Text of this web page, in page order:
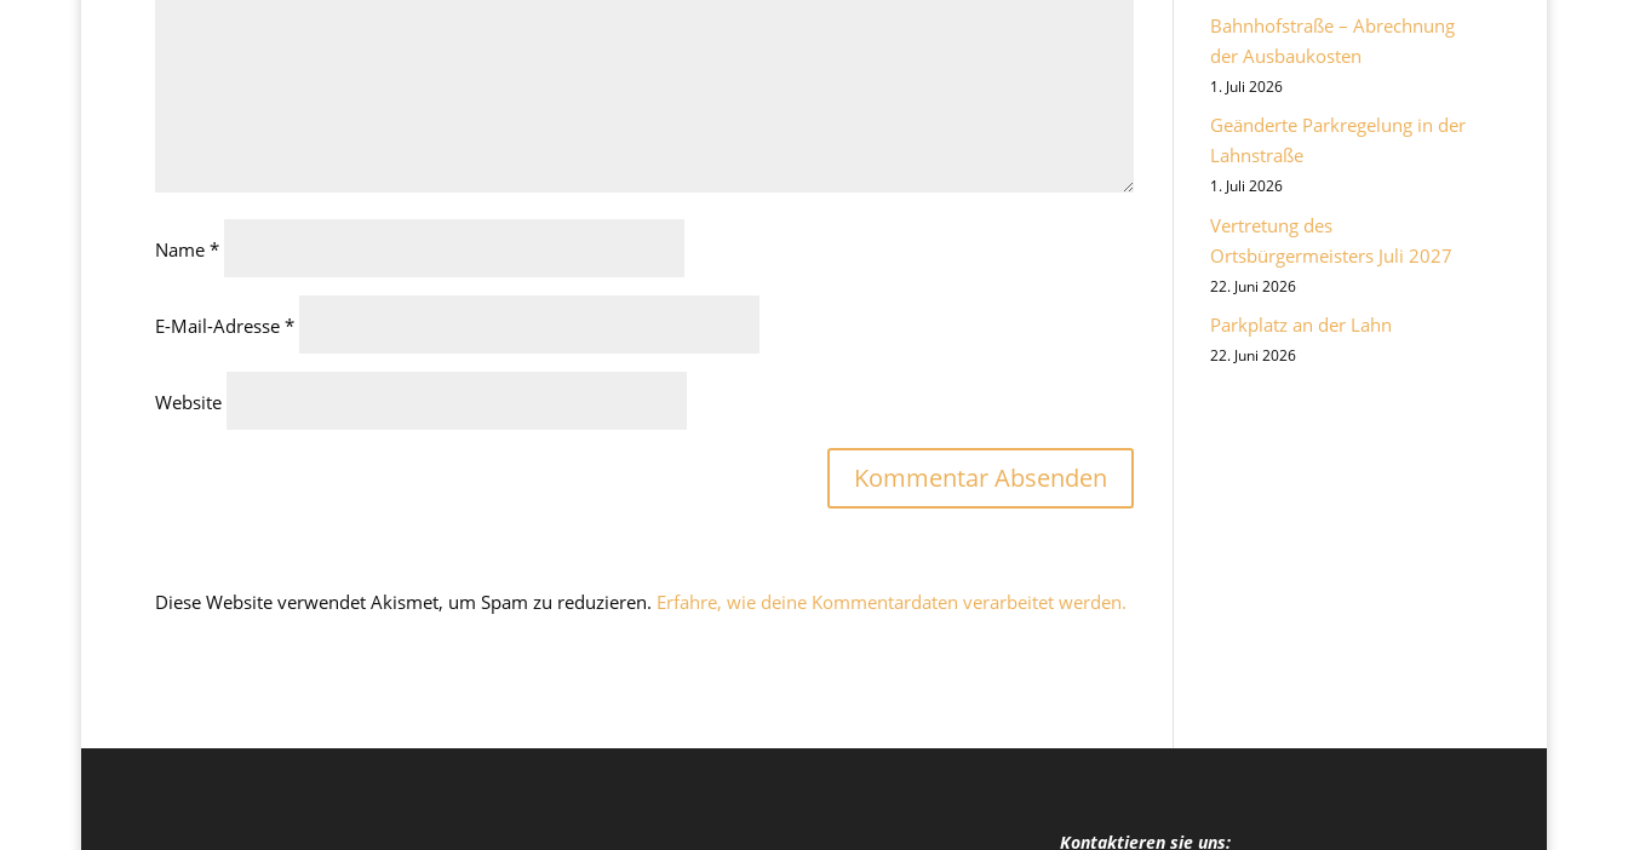
Name *
E-Mail-Adresse *
Website
Diese Website verwendet Akismet, um Spam zu reduzieren. Erfahre, wie deine Kommentardaten verarbeitet werden.
Bahnhofstraße – Abrechnung
der Ausbaukosten
1. Juli 2026
Geänderte Parkregelung in der
Lahnstraße
1. Juli 2026
Vertretung des
Ortsbürgermeisters Juli 2027
22. Juni 2026
Parkplatz an der Lahn
22. Juni 2026
Kontaktieren sie uns: